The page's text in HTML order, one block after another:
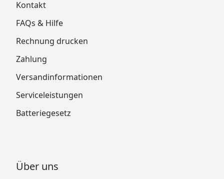
Kontakt
FAQs & Hilfe
Rechnung drucken
Zahlung
Versandinformationen
Serviceleistungen
Batteriegesetz
Über uns